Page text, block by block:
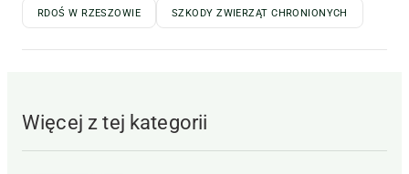
RDOŚ W RZESZOWIE SZKODY ZWIERZĄT CHRONIONYCH
Więcej z tej kategorii